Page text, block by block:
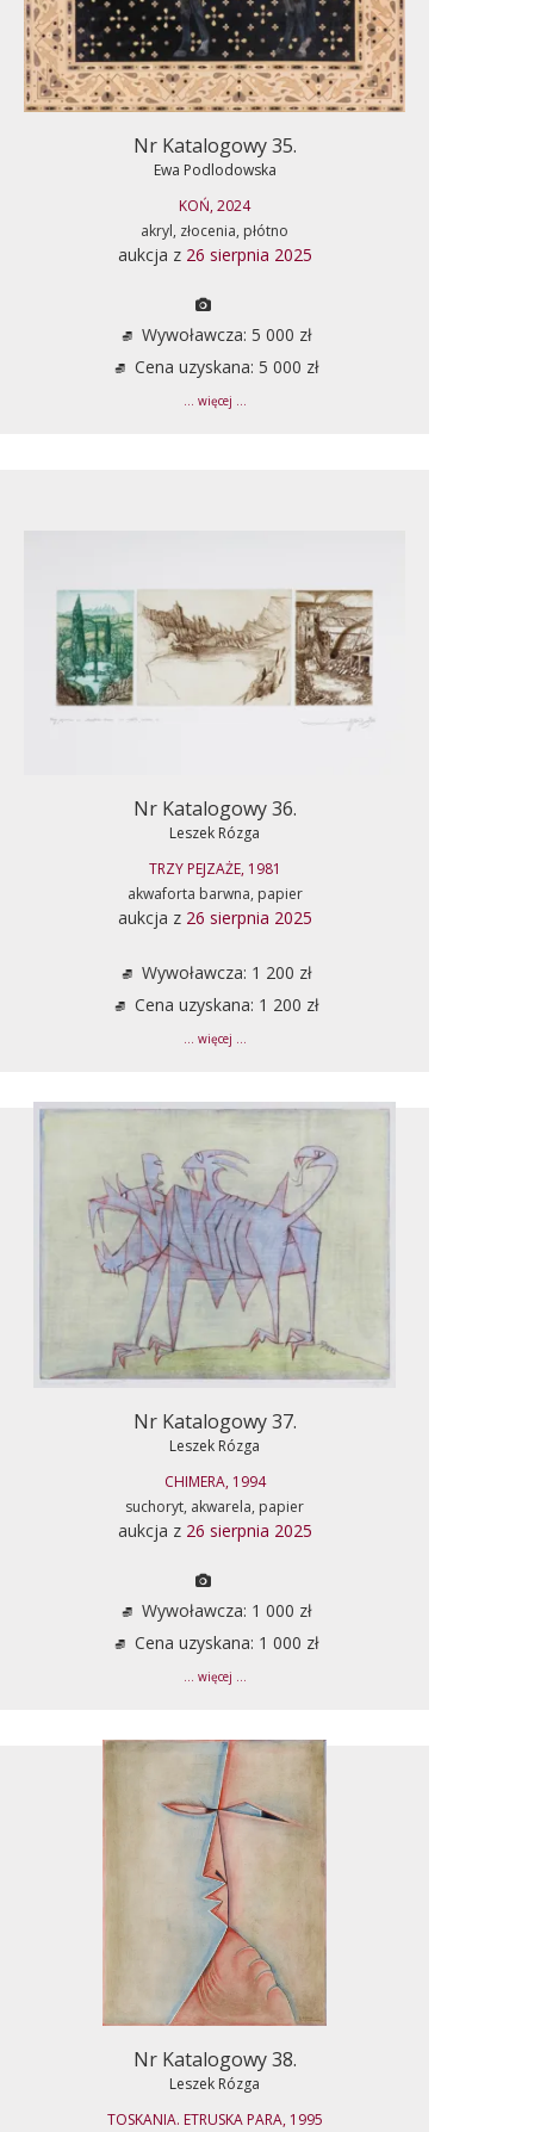
Nr Katalogowy 35.
Ewa Podlodowska
KOŃ, 2024
akryl, złocenia, płótno
aukcja z 26 sierpnia 2025
Wywoławcza: 5 000 zł
Cena uzyskana: 5 000 zł
... więcej ...
Nr Katalogowy 36.
Leszek Rózga
TRZY PEJZAŻE, 1981
akwaforta barwna, papier
aukcja z 26 sierpnia 2025
Wywoławcza: 1 200 zł
Cena uzyskana: 1 200 zł
... więcej ...
Nr Katalogowy 37.
Leszek Rózga
CHIMERA, 1994
suchoryt, akwarela, papier
aukcja z 26 sierpnia 2025
Wywoławcza: 1 000 zł
Cena uzyskana: 1 000 zł
... więcej ...
Nr Katalogowy 38.
Leszek Rózga
TOSKANIA. ETRUSKA PARA, 1995